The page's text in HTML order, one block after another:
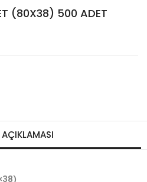
(80X38) 500 ADET
AÇIKLAMASI